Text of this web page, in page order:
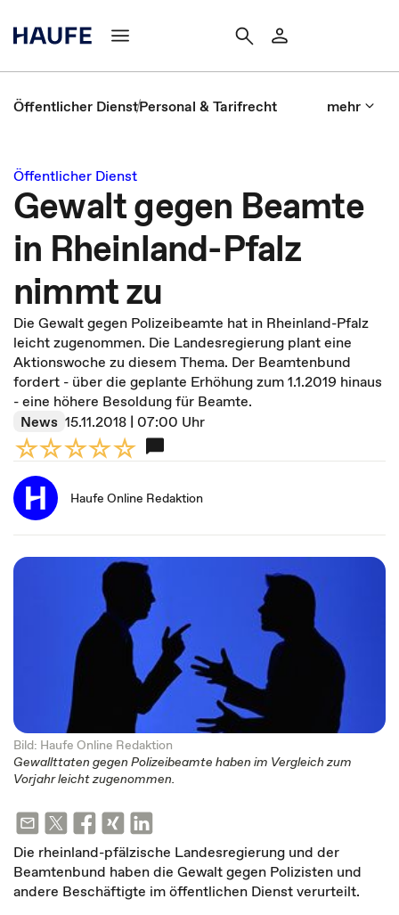
Öffentlicher DienstPersonal & Tarifrecht mehr
Öffentlicher Dienst
Gewalt gegen Beamte
in Rheinland-Pfalz
nimmt zu
Die Gewalt gegen Polizeibeamte hat in Rheinland-Pfalz
leicht zugenommen. Die Landesregierung plant eine
Aktionswoche zu diesem Thema. Der Beamtenbund
fordert - über die geplante Erhöhung zum 1.1.2019 hinaus
- eine höhere Besoldung für Beamte.
News 15.11.2018 | 07:00 Uhr
Haufe Online Redaktion
Bild: Haufe Online Redaktion
Gewallttaten gegen Polizeibeamte haben im Vergleich zum
Vorjahr leicht zugenommen.
Die rheinland-pfälzische Landesregierung und der
Beamtenbund haben die Gewalt gegen Polizisten und
andere Beschäftigte im öffentlichen Dienst verurteilt.